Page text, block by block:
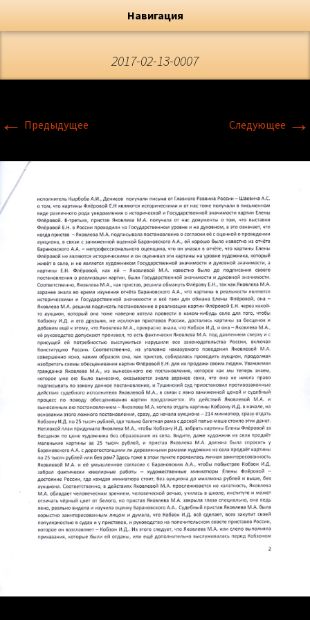
Флёрова Елена Николаевна
Художник, Официальный сайт
Навигация
2017-02-13-0007
← Предыдущее Следующее →